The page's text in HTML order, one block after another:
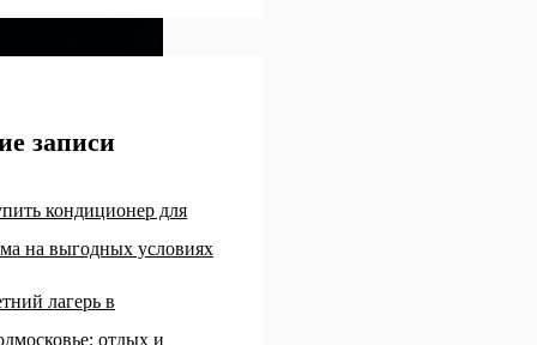
записи
кондиционер для
на выгодных условиях
лагерь в
отдых и